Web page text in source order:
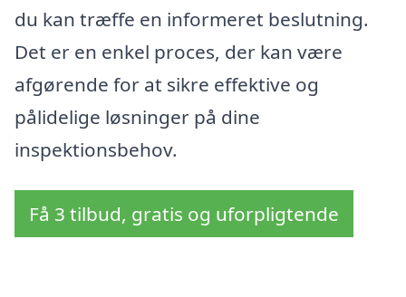
du kan træffe en informeret beslutning.
Det er en enkel proces, der kan være
afgørende for at sikre effektive og
pålidelige løsninger på dine
inspektionsbehov.
Få 3 tilbud, gratis og uforpligtende